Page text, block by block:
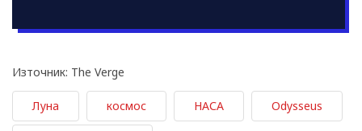
Източник: The Verge
Луна космос НАСА Odysseus